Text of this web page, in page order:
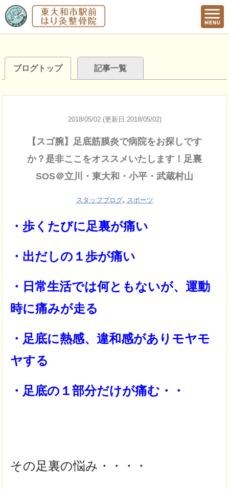
ブログトップ 記事一覧
2018/05/02 (更新日:2018/05/02)
【スゴ腕】足底筋膜炎で病院をお探しです
か？是非ここをオススメいたします！足裏
SOS＠立川・東大和・小平・武蔵村山
スタッフブログ, スポーツ
・歩くたびに足裏が痛い
・出だしの１歩が痛い
・日常生活では何ともないが、運動
時に痛みが走る
・足底に熱感、違和感がありモヤモ
ヤする
・足底の１部分だけが痛む・・
その足裏の悩み・・・・